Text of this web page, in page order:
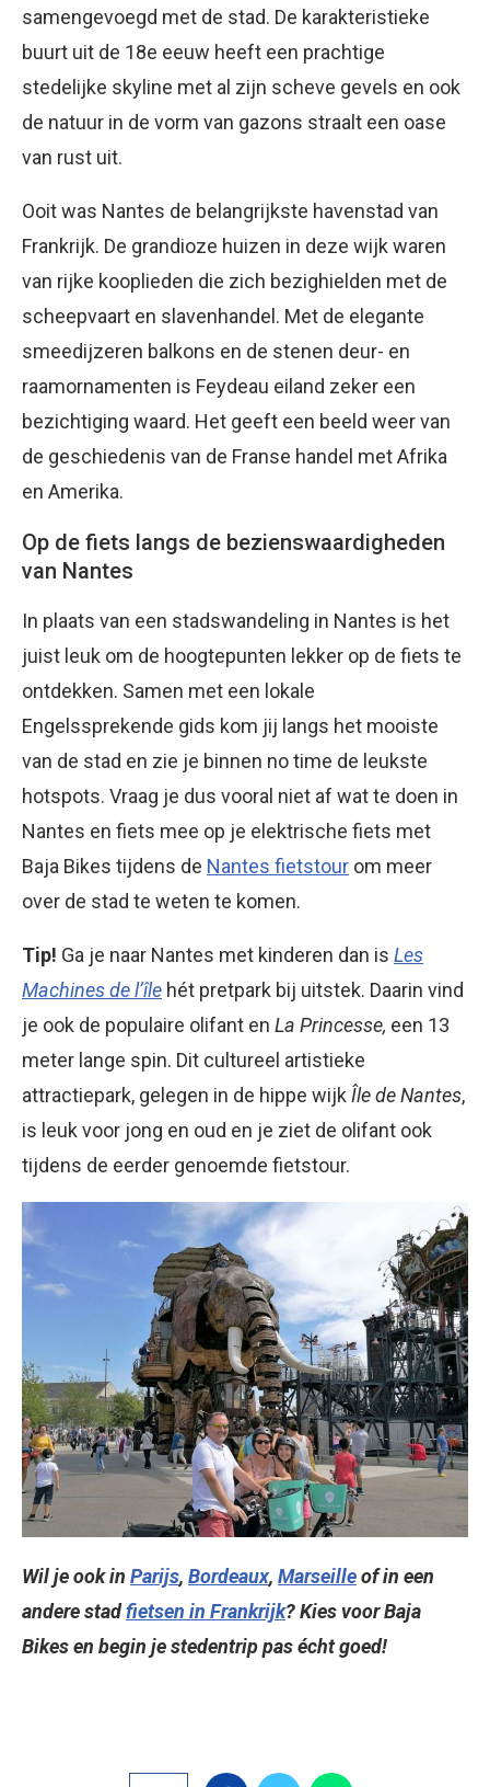
samengevoegd met de stad. De karakteristieke
buurt uit de 18e eeuw heeft een prachtige
stedelijke skyline met al zijn scheve gevels en ook
de natuur in de vorm van gazons straalt een oase
van rust uit.
Ooit was Nantes de belangrijkste havenstad van
Frankrijk. De grandioze huizen in deze wijk waren
van rijke kooplieden die zich bezighielden met de
scheepvaart en slavenhandel. Met de elegante
smeedijzeren balkons en de stenen deur- en
raamornamenten is Feydeau eiland zeker een
bezichtiging waard. Het geeft een beeld weer van
de geschiedenis van de Franse handel met Afrika
en Amerika.
Op de fiets langs de bezienswaardigheden
van Nantes
In plaats van een stadswandeling in Nantes is het
juist leuk om de hoogtepunten lekker op de fiets te
ontdekken. Samen met een lokale
Engelssprekende gids kom jij langs het mooiste
van de stad en zie je binnen no time de leukste
hotspots. Vraag je dus vooral niet af wat te doen in
Nantes en fiets mee op je elektrische fiets met
Baja Bikes tijdens de Nantes fietstour om meer
over de stad te weten te komen.
Tip! Ga je naar Nantes met kinderen dan is Les
Machines de l’île hét pretpark bij uitstek. Daarin vind
je ook de populaire olifant en La Princesse, een 13
meter lange spin. Dit cultureel artistieke
attractiepark, gelegen in de hippe wijk Île de Nantes,
is leuk voor jong en oud en je ziet de olifant ook
tijdens de eerder genoemde fietstour.
Wil je ook in Parijs, Bordeaux, Marseilleof in een
andere stadfietsen in Frankrijk? Kies voor Baja
Bikes en begin je stedentrip pas écht goed!